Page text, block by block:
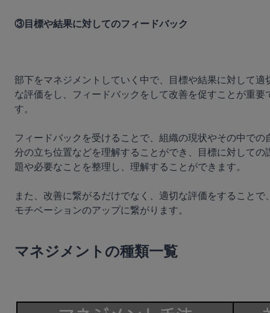
③目標や結果に対してのフィードバック
部下をマネジメントしていく中で、目標や結果に対して適
な評価をし、フィードバックをして改善を促すことが重要
す。
フィードバックを受けることで、組織の現状やその中での
分の立ち位置などを理解することができ、目標に対しての
題や必要なことを整理し、理解することができます。
また、改善に繋がるだけでなく、適切な評価をすることで
モチベーションのアップに繋がります。
マネジメントの種類一覧